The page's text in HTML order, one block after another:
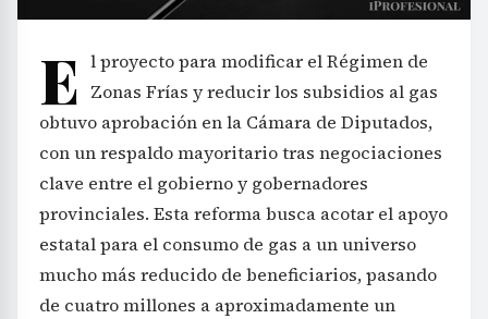
E l proyecto para modificar el Régimen de
Zonas Frías y reducir los subsidios al gas
obtuvo aprobación en la Cámara de Diputados,
con un respaldo mayoritario tras negociaciones
clave entre el gobierno y gobernadores
provinciales. Esta reforma busca acotar el apoyo
estatal para el consumo de gas a un universo
mucho más reducido de beneficiarios, pasando
de cuatro millones a aproximadamente un